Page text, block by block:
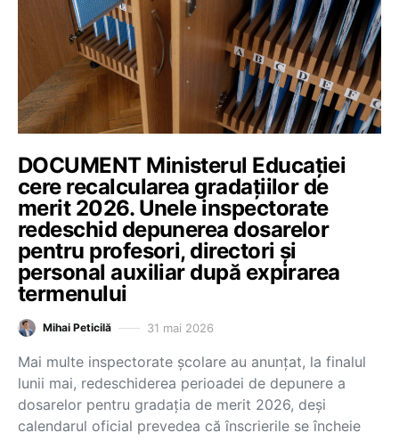
DOCUMENT Ministerul Educației
cere recalcularea gradațiilor de
merit 2026. Unele inspectorate
redeschid depunerea dosarelor
pentru profesori, directori și
personal auxiliar după expirarea
termenului
Mihai Peticilă 31 mai 2026
Mai multe inspectorate școlare au anunțat, la finalul
lunii mai, redeschiderea perioadei de depunere a
dosarelor pentru gradația de merit 2026, deși
calendarul oficial prevedea că înscrierile se încheie